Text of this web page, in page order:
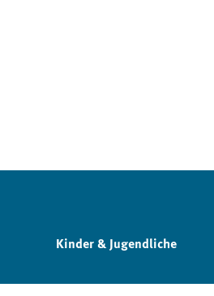
Kinder & Jugendliche